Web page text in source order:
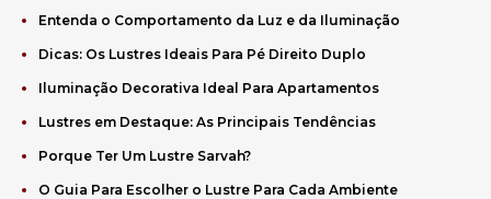
Entenda o Comportamento da Luz e da Iluminação
Dicas: Os Lustres Ideais Para Pé Direito Duplo
Iluminação Decorativa Ideal Para Apartamentos
Lustres em Destaque: As Principais Tendências
Porque Ter Um Lustre Sarvah?
O Guia Para Escolher o Lustre Para Cada Ambiente